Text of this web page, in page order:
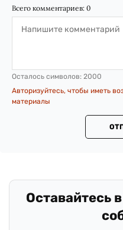
Всего комментариев: 0
Осталось символов: 2000
Авторизуйтесь, чтобы иметь
материалы
Оставайтесь